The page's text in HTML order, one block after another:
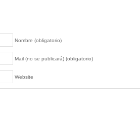
Nombre (obligatorio)
Mail (no se publicará) (obligatorio)
Website